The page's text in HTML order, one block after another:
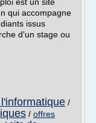
qui accompagne
issus
d'un stage ou
/
/ offres